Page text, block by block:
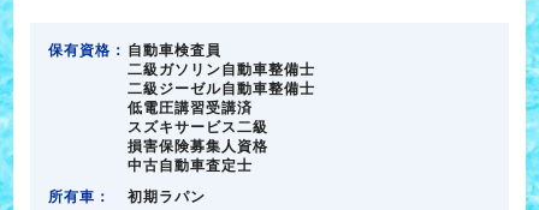
保有資格： 自動車検査員
二級ガソリン自動車整備士
二級ジーゼル自動車整備士
低電圧講習受講済
スズキサービス二級
損害保険募集人資格
中古自動車査定士
所有車：
初期ラパン